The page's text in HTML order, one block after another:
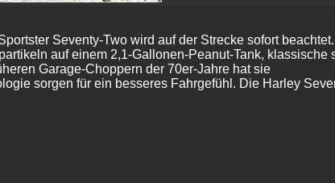
Seventy-Two wird auf der Strecke sofort
auf einem 2,1-Gallonen-Peanut-Tank, klassische
Garage-Choppern der 70er-Jahre hat sie
sorgen für ein besseres Fahrgefühl. Die Harley